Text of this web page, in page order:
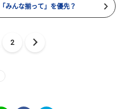
みんな揃って」を優先？
2